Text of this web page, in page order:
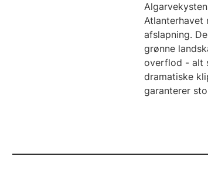
Atlanterhavet
afslapning.
grønne
overflod - alt
dramatiske
garanterer